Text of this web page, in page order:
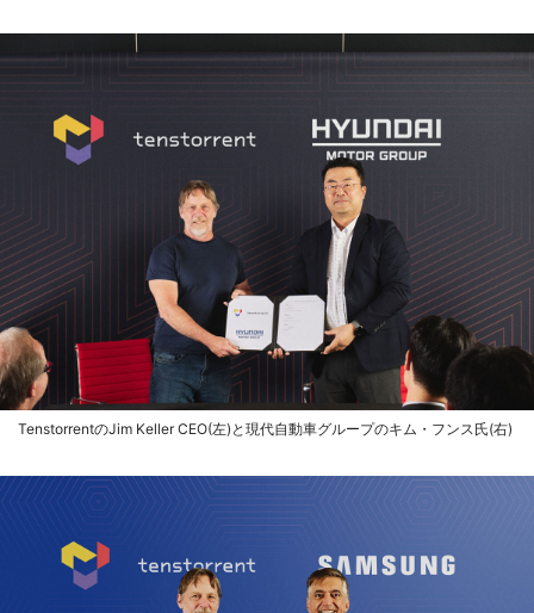
TenstorrentのJim Keller CEO(左)と現代自動車グループのキム・フンス氏(右)